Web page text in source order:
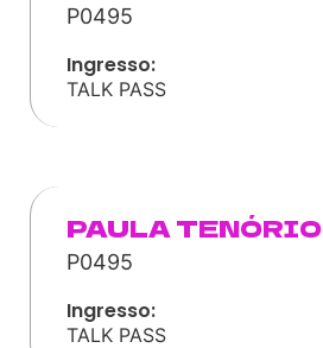
P0495
Ingresso:
TALK PASS
PAULA
P0495
Ingresso:
TALK PASS